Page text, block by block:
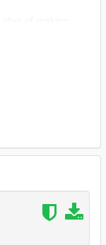
V and FiveM.
"SingePlayer